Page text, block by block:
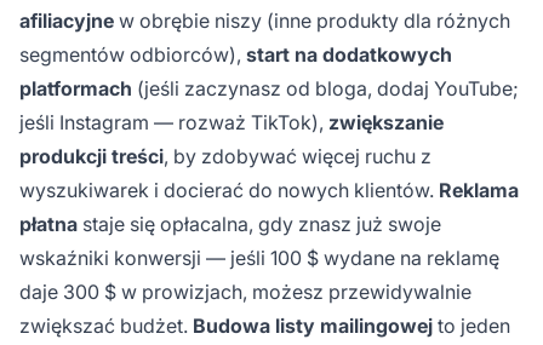
afiliacyjne w obrębie niszy (inne produkty dla różnych
segmentów odbiorców), start na dodatkowych
platformach (jeśli zaczynasz od bloga, dodaj YouTube;
jeśli Instagram — rozważ TikTok), zwiększanie
produkcji treści, by zdobywać więcej ruchu z
wyszukiwarek i docierać do nowych klientów. Reklama
płatna staje się opłacalna, gdy znasz już swoje
wskaźniki konwersji — jeśli 100 $ wydane na reklamę
daje 300 $ w prowizjach, możesz przewidywalnie
zwiększać budżet. Budowa listy mailingowej to jeden